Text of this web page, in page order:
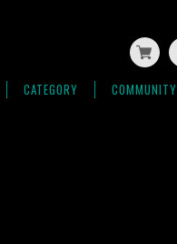
CATEGORY COMMUNITY